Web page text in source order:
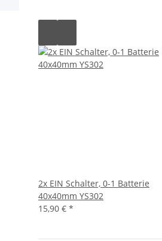
2x EIN Schalter, 0-1 Batterie
40x40mm YS302
15,90 € *